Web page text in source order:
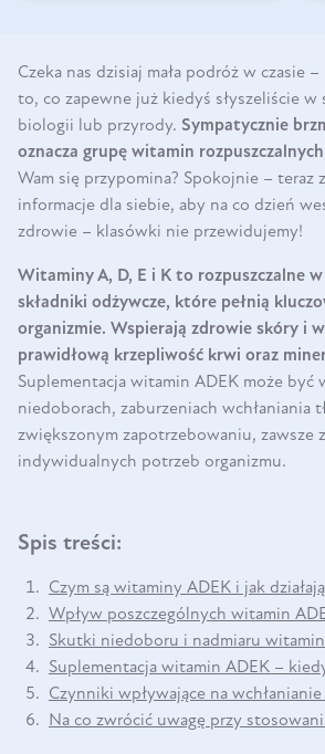
Czeka nas dzisiaj mała podróż w czasie
to, co zapewne już kiedyś słyszeliście w
biologii lub przyrody. Sympatycznie
oznacza grupę witamin
Wam się przypomina? Spokojnie – teraz
informacje dla siebie, aby na co dzień
zdrowie – klasówki nie przewidujemy!
Witaminy A, D, E i K to rozpuszczalne w
składniki odżywcze, które pełnią
organizmie. Wspierają zdrowie skóry i
prawidłową krzepliwość krwi oraz
Suplementacja witamin ADEK może być
niedoborach, zaburzeniach wchłaniania
zwiększonym zapotrzebowaniu, zawsze
indywidualnych potrzeb organizmu.
Spis treści:
Czym są witaminy ADEK i jak
Wpływ poszczególnych witamin
Skutki niedoboru i nadmiaru
Suplementacja witamin ADEK –
Czynniki wpływające na
Na co zwrócić uwagę przy